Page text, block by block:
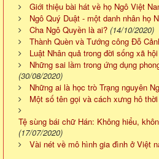
Giới thiệu bài hát về họ Ngô Việt
Ngô Quý Duật - một danh nhân họ
Cha Ngô Quyền là ai? (14/10/2020)
Thành Quèn và Tướng công Đỗ
Luật Nhân quả trong đời sống xã
Những sai lầm trong ứng dụng
(30/08/2020)
Những ai là học trò Trạng nguyên
Một số tên gọi và cách xưng hô
Tệ sùng bái chữ Hán: Không hiểu,
(17/07/2020)
Vài nét về mô hình gia đình ở Việt